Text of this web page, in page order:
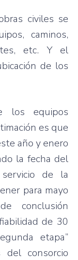
civiles se
,caminos,
, etc. Y el
de los
los equipos
es que
año yenero
lafecha del
servicio de la
para mayo
conclusión
de 30
etapa”
del consorcio